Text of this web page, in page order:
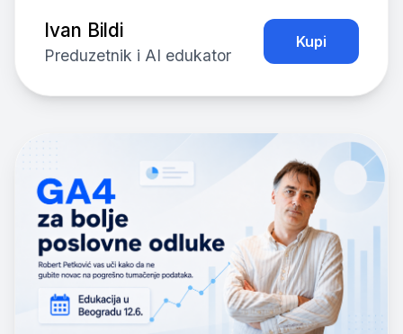
Ivan Bildi
Preduzetnik i AI edukator
Kupi